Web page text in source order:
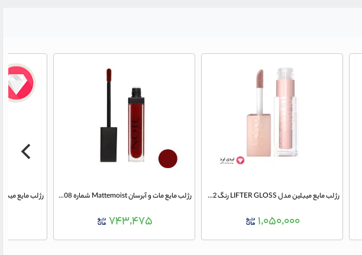
رژ لب مایع میبلین مدل LIFTER GLOSS رنگ 002 ICE
۱,۰۵۰,۰۰۰
رژ لب مایع مات و آبرسان Mattemoist شماره 408 نوت
۷۴۳,۴۷۵